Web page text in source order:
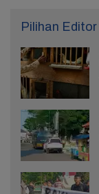
Pilihan Editor